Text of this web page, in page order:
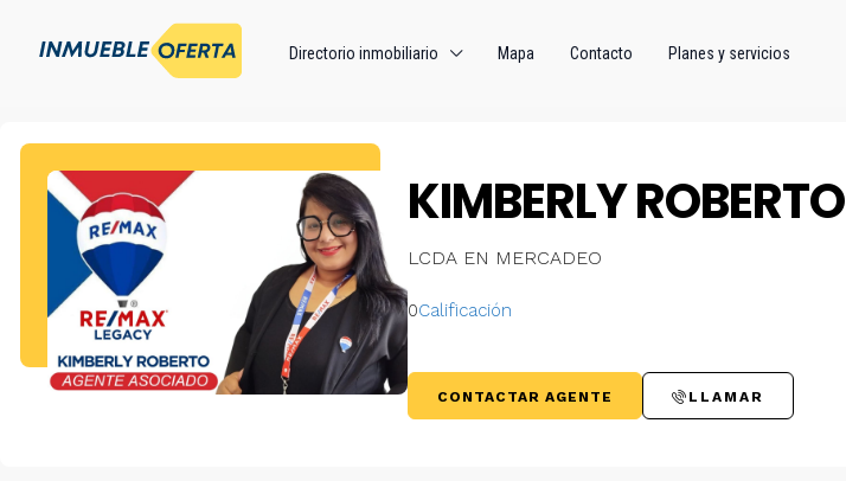
Directorio inmobiliario Mapa Contacto Planes y servicios
KIMBERLY ROBERTO
LCDA EN MERCADEO
0Calificación
CONTACTAR AGENTE LLAMAR